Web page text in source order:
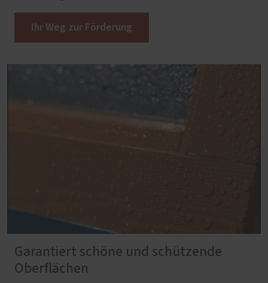
Ihr Weg zur Förderung
Garantiert schöne und schützende
Oberflächen